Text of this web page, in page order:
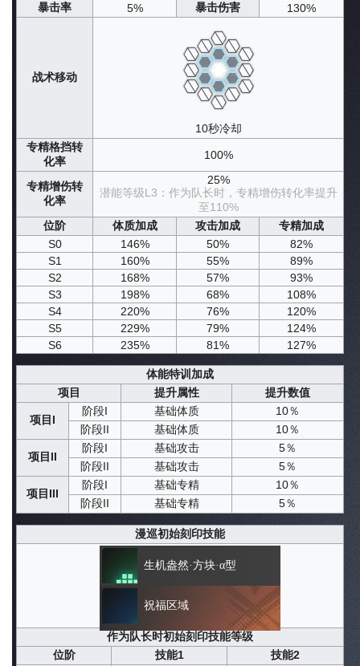
暴击率
5% 暴击伤害 130%
战术移动
10秒冷却
专精格挡转
化率
100%
专精增伤转
化率
25%
潜能等级L3：作为队长时，专精增伤转化率提升
至110%
位阶
体质加成 攻击加成
专精加成
S0
146% 50%
82%
S1
160% 55%
89%
S2
168% 57%
93%
S3
198% 68%
108%
S4
220% 76%
120%
S5
229% 79%
124%
S6
235% 81% 127%
体能特训加成
项目
提升属性 提升数值
项目I
阶段I 基础体质
10％
阶段II
基础体质 10％
项目II
阶段I 基础攻击
5％
阶段II
基础攻击 5％
项目III
阶段I 基础专精
10％
阶段II
基础专精 5％
漫巡初始刻印技能
生机盎然·方块·α型
祝福区域
作为队长时初始刻印技能等级
位阶
技能1
技能2